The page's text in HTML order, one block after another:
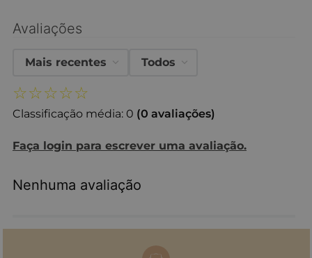
Avaliações
☆☆☆☆☆
Classificação média: 0 (0 avaliações)
Faça login para escrever uma avaliação.
Mais recentes Todos
Nenhuma avaliação